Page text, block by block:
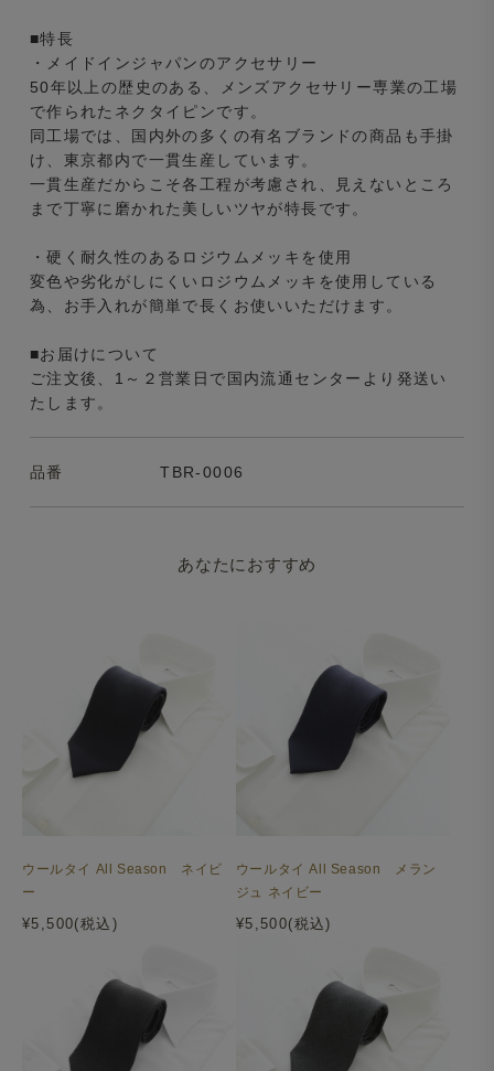
■特長
・メイドインジャパンのアクセサリー
50年以上の歴史のある、メンズアクセサリー専業の工場
で作られたネクタイピンです。
同工場では、国内外の多くの有名ブランドの商品も手掛
け、東京都内で一貫生産しています。
一貫生産だからこそ各工程が考慮され、見えないところ
まで丁寧に磨かれた美しいツヤが特長です。
・硬く耐久性のあるロジウムメッキを使用
変色や劣化がしにくいロジウムメッキを使用している
為、お手入れが簡単で長くお使いいただけます。
■お届けについて
ご注文後、1～２営業日で国内流通センターより発送い
たします。
品番 TBR-0006
あなたにおすすめ
ウールタイ All Season ネイビ
ー
¥5,500(税込)
ウールタイ All Season メラン
ジュ ネイビー
¥5,500(税込)